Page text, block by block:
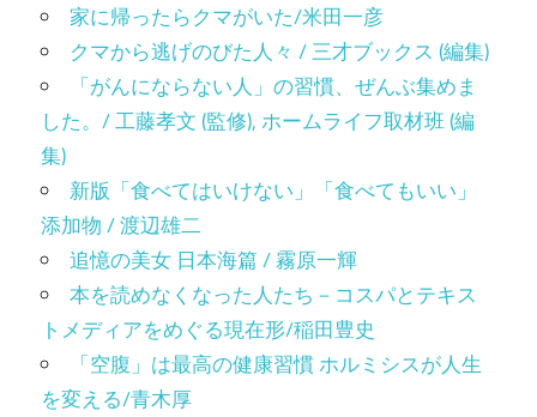
家に帰ったらクマがいた/米田一彦
クマから逃げのびた人々 / 三才ブックス (編集)
「がんにならない人」の習慣、ぜんぶ集めま
した。/ 工藤孝文 (監修), ホームライフ取材班 (編
集)
新版「食べてはいけない」「食べてもいい」
添加物 / 渡辺雄二
追憶の美女 日本海篇 / 霧原一輝
本を読めなくなった人たち－コスパとテキス
トメディアをめぐる現在形/稲田豊史
「空腹」は最高の健康習慣 ホルミシスが人生
を変える/青木厚